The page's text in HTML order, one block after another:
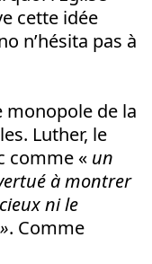
cette idée
n’hésita pas à
monopole de la
Luther, le
comme « un
à montrer
ni le
. Comme